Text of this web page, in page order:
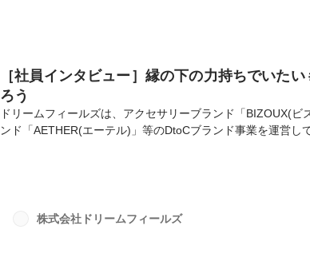
［社員インタビュー］縁の下の力持ちでいた
ろう
ドリームフィールズは、アクセサリーブランド「BIZOUX(ビ
ンド「AETHER(エーテル)」等のDtoCブランド事業を運営し
拡大を受けて2020年度より採用を強化しており新しい社員が
社を決めたのかを、お話を聞いてみました！今回は、今年の
株式会社ドリームフィールズ